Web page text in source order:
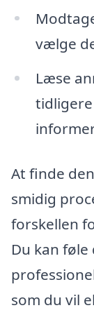
vælge
Læse
At finde
smidig
forskellen
Du kan
som du vil